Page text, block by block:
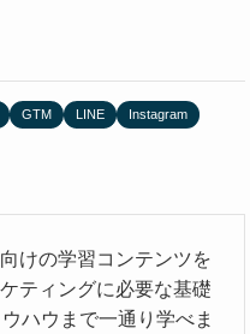
GTM LINE
Instagram
けの学習コンテンツを
ティングに必要な基礎
ハウまで一通り学べま